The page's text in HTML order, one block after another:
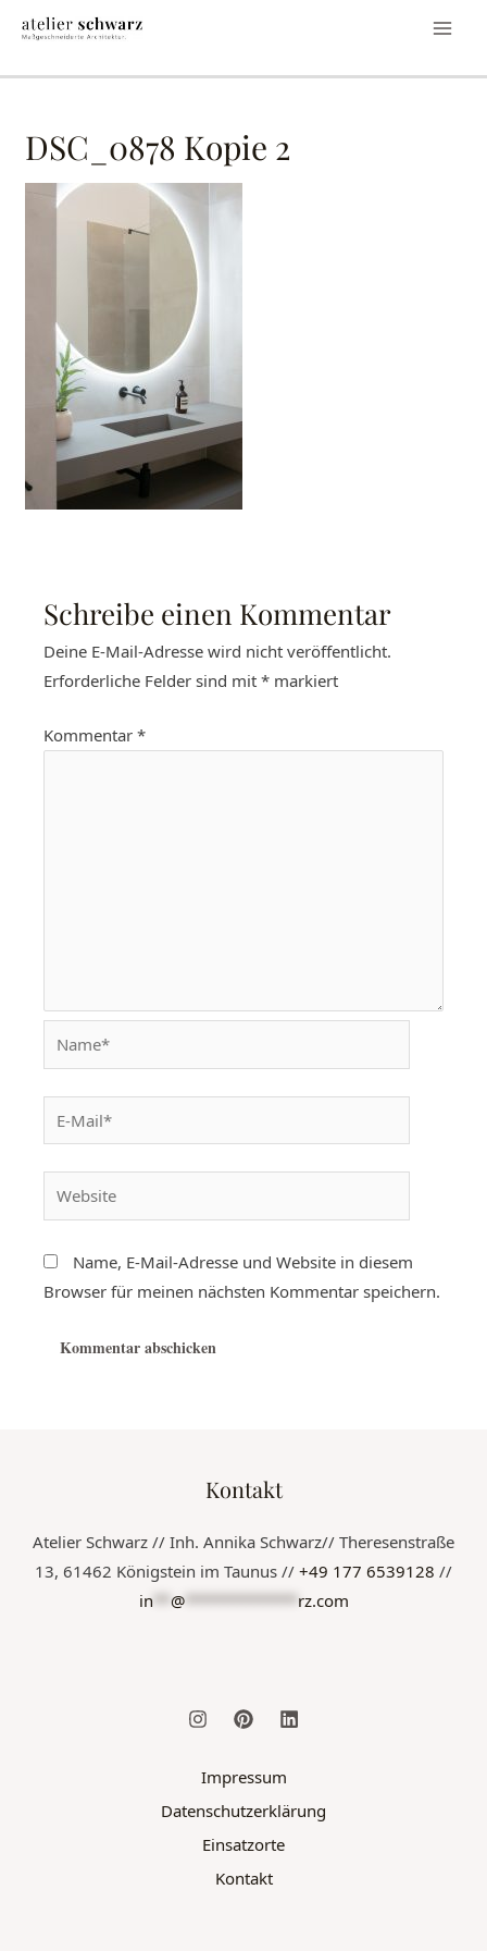
DSC_0878 Kopie 2
Schreibe einen Kommentar
Deine E-Mail-Adresse wird nicht veröffentlicht.
Erforderliche Felder sind mit* markiert
Kommentar*
Name, E-Mail-Adresse und Website in diesem
Browser für meinen nächsten Kommentar speichern.
Kontakt
Atelier Schwarz // Inh. Annika Schwarz// Theresenstraße
13, 61462 Königstein im Taunus // +49 177 6539128 //
in ** @************* rz.com
Impressum
Datenschutzerklärung
Einsatzorte
Kontakt